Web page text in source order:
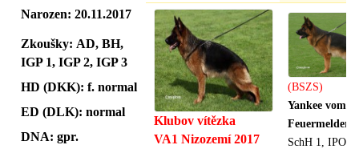
Narozen:20.11.2017
Zkoušky: AD, BH,
IGP 1, IGP 2, IGP 3
HD (DKK): f. normal
ED (DLK): normal
DNA: gpr.
Klubov vítězka
VA1 Nizozemí 2017
(BSZS)
Yankee vom
Feuermelder
SchH 1, IPO 3